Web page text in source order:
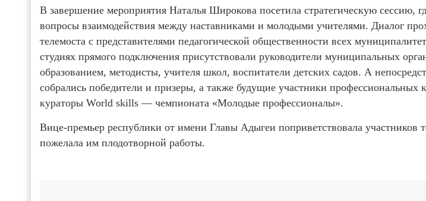
В завершение мероприятия Наталья Широкова посетила стратегическую сессию,
вопросы взаимодействия между наставниками и молодыми учителями. Диалог
телемоста с представителями педагогической общественности всех
студиях прямого подключения присутствовали руководители муниципальных
образованием, методисты, учителя школ, воспитатели детских садов. А
собрались победители и призеры, а также будущие участники профессиональных
кураторы World skills — чемпионата «Молодые профессионалы».
Вице-премьер республики от имени Главы Адыгеи поприветствовала участников
пожелала им плодотворной работы.